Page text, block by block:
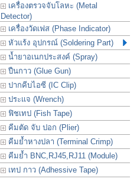
เครื่องตรวจจับโลหะ (Metal
Detector)
เครื่องวัดเฟส (Phase Indicator)
หัวแร้ง อุปกรณ์ (Soldering Part)
น้ำยาอเนกประสงค์ (Spray)
ปืนกาว (Glue Gun)
ปากคีบไอซี (IC Clip)
ประเเจ (Wrench)
ฟิชเทป (Fish Tape)
คีมตัด จับ ปอก (Plier)
คีมย้ำหางปลา (Terminal Crimp)
คีมย้ำ BNC,RJ45,RJ11 (Module)
เทป กาว (Adhessive Tape)